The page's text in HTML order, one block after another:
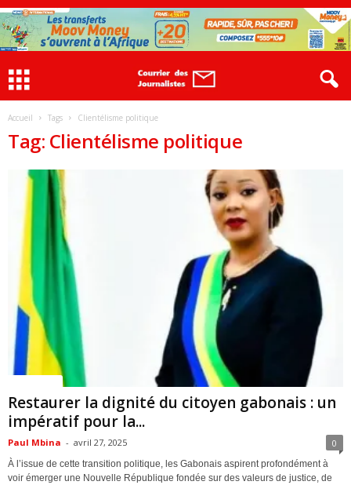
Accueil Tags Clientélisme politique
Tag: Clientélisme politique
Restaurer la dignité du citoyen gabonais : un
impératif pour la...
Paul Mbina - avril 27, 2025 0
À l’issue de cette transition politique, les Gabonais aspirent profondément à
voir émerger une Nouvelle République fondée sur des valeurs de justice, de